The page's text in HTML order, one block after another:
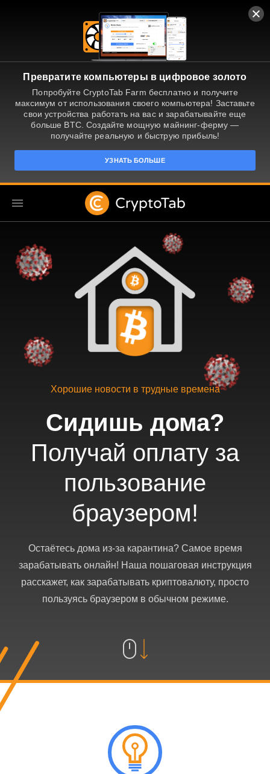
Превратите компьютеры в цифровое золото
Попробуйте CryptoTab Farm бесплатно и получите
максимум от использования своего компьютера! Заставьте
свои устройства работать на вас и зарабатывайте еще
больше BTC. Создайте мощную майнинг-ферму —
получайте реальную и быструю прибыль!
УЗНАТЬ БОЛЬШЕ
Хорошие новости в трудные времена
Сидишь дома?
Получай оплату за
пользование
браузером!
Остаётесь дома из-за карантина? Самое время
зарабатывать онлайн! Наша пошаговая инструкция
расскажет, как зарабатывать криптовалюту, просто
пользуясь браузером в обычном режиме.